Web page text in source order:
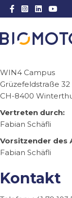
Facebook Link
Instagram Link
LinkedIn
WIN4 Campus
Grüzefeldstraße 32
CH-8400
Vertreten durch:
Fabian Schäfli
Vorsitzender des
Fabian Schäfli
Kontakt